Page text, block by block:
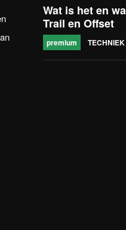
Wat is het en
Trail en Offset
premium TECHNIEK